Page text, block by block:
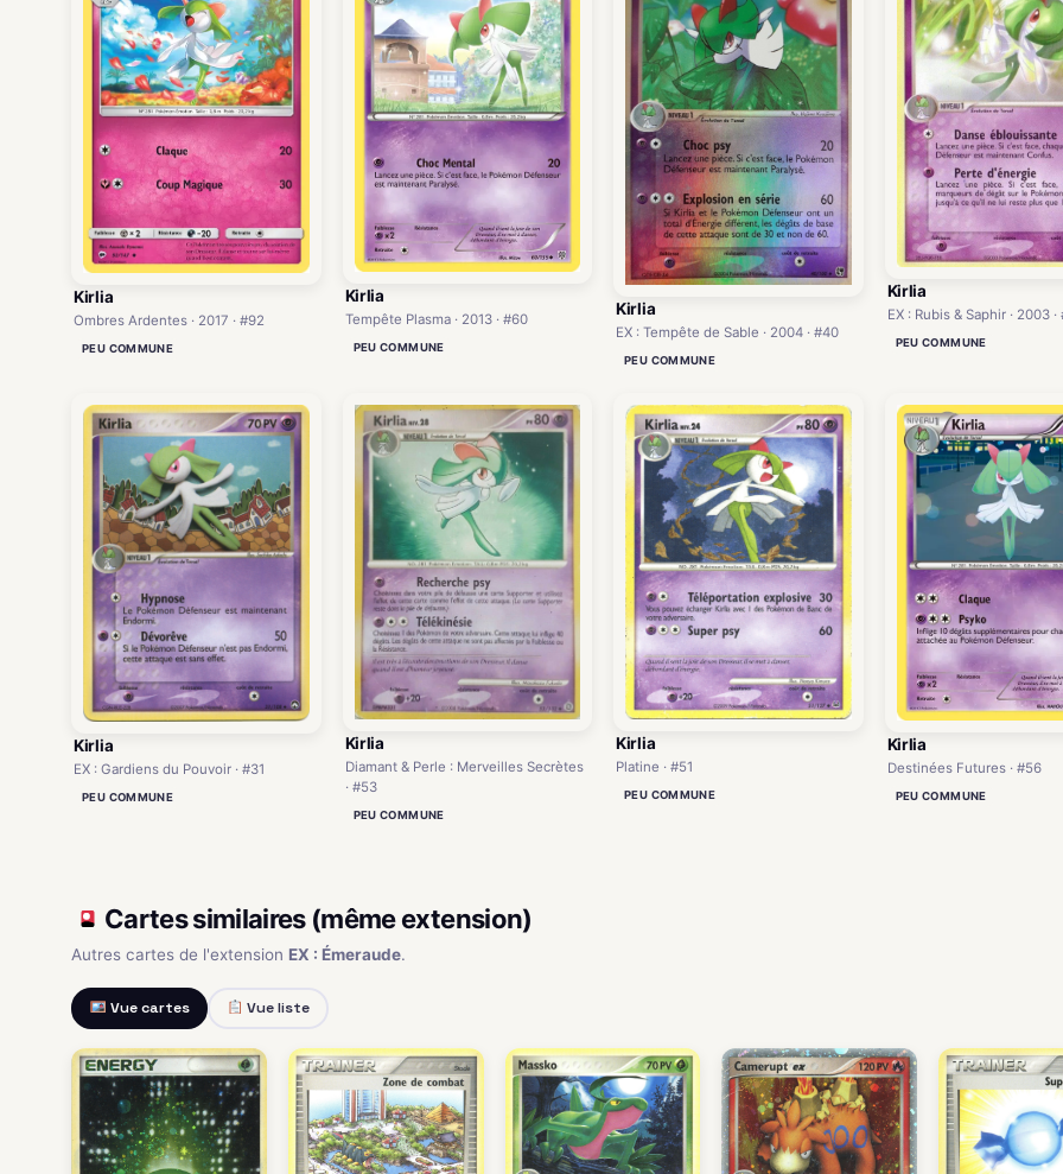
Kirlia
Ombres Ardentes · 2017 · #92
PEU COMMUNE
Kirlia
Tempête Plasma · 2013 · #60
PEU COMMUNE
Kirlia
EX : Tempête de Sable · 2004 · #40
PEU COMMUNE
Kirlia
EX : Rubis & Saphir · 2003 ·
PEU COMMUNE
Kirlia
EX : Gardiens du Pouvoir · #31
PEU COMMUNE
Kirlia
Diamant & Perle : Merveilles Secrètes
· #53
PEU COMMUNE
Kirlia
Platine · #51
PEU COMMUNE
Kirlia
Destinées Futures · #56
PEU COMMUNE
Cartes similaires (même extension)
Autres cartes de l'extension EX : Émeraude.
Vue cartes Vue liste